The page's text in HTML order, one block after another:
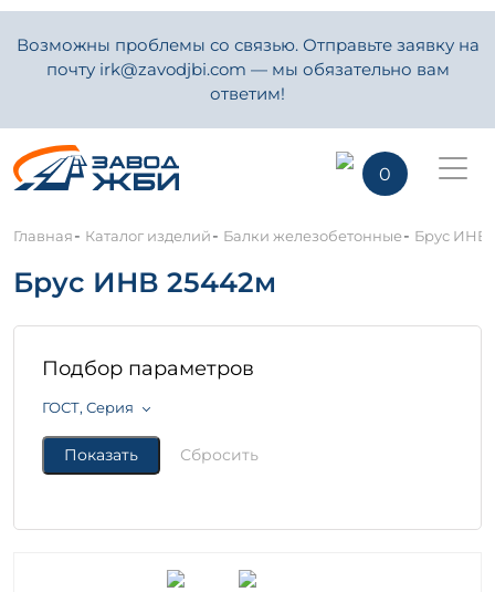
Возможны проблемы со связью. Отправьте заявку на
почту irk@zavodjbi.com — мы обязательно вам
ответим!
0
Главная- Каталог изделий- Балки железобетонные- Брус ИНВ
Брус ИНВ 25442м
Подбор параметров
ГОСТ, Серия